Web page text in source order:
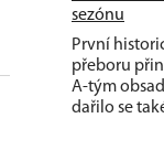
sezónu
První
přeboru
A-tým
dařilo se